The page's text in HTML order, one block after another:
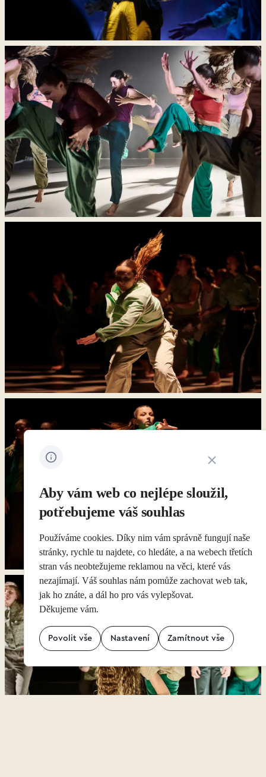
Aby vám web co nejlépe sloužil,
potřebujeme váš souhlas
Používáme cookies. Díky nim vám správně fungují naše
stránky, rychle tu najdete, co hledáte, a na webech třetích
stran vás neobtežujeme reklamou na věci, které vás
nezajímají. Váš souhlas nám pomůže zachovat web tak,
jak ho znáte, a dál ho pro vás vylepšovat.
Děkujeme vám.
Povolit vše Nastavení Zamítnout vše
Zavřít oznámení